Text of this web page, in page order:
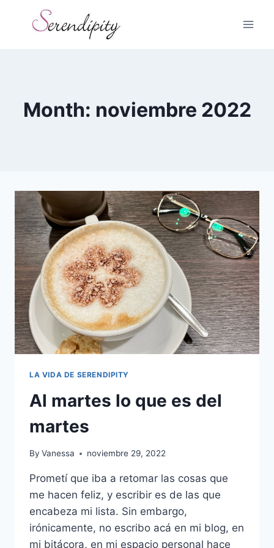
Month: noviembre 2022
LA VIDA DE SERENDIPITY
Al martes lo que es del
martes
By Vanessa noviembre 29, 2022
Prometí que iba a retomar las cosas que
me hacen feliz, y escribir es de las que
encabeza mi lista. Sin embargo,
irónicamente, no escribo acá en mi blog, en
mi bitácora, en mi espacio personal hace